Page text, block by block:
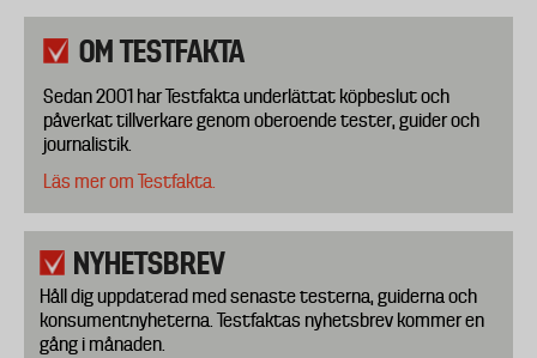
OM TESTFAKTA
Sedan 2001 har Testfakta underlättat köpbeslut och
påverkat tillverkare genom oberoende tester, guider och
journalistik.
Läs mer om Testfakta.
NYHETSBREV
Håll dig uppdaterad med senaste testerna, guiderna och
konsumentnyheterna. Testfaktas nyhetsbrev kommer en
gång i månaden.